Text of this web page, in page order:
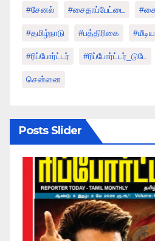
#சேனல் #சைதாப்பேட்டை
#தமிழ்நாடு #பத்திரிகை
#ரிப்போர்ட்டர் #ரிப்போர்ட்டர்_டுடே
சென்னை
Posts Slider